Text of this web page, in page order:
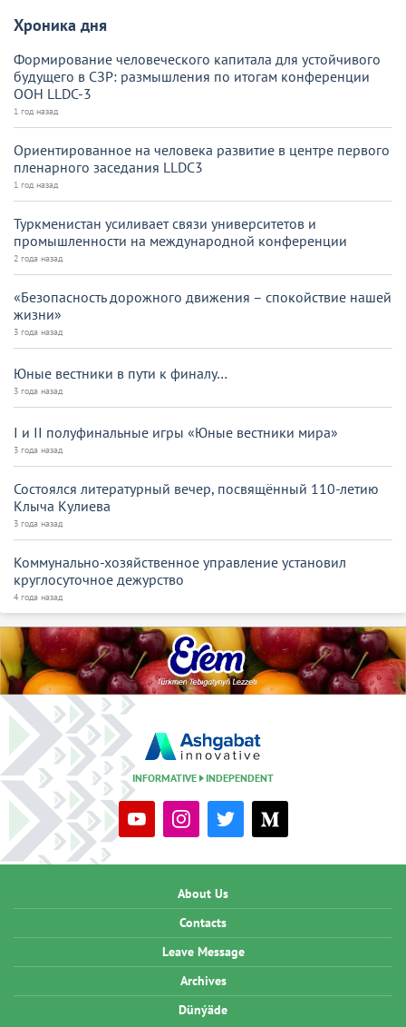
Хроника дня
Формирование человеческого капитала для устойчивого
будущего в СЗР: размышления по итогам конференции
ООН LLDC-3
1 год назад
Ориентированное на человека развитие в центре первого
пленарного заседания LLDC3
1 год назад
Туркменистан усиливает связи университетов и
промышленности на международной конференции
2 года назад
«Безопасность дорожного движения – спокойствие нашей
жизни»
3 года назад
Юные вестники в пути к финалу…
3 года назад
I и II полуфинальные игры «Юные вестники мира»
3 года назад
Состоялся литературный вечер, посвящённый 110-летию
Клыча Кулиева
3 года назад
Коммунально-хозяйственное управление установил
круглосуточное дежурство
4 года назад
INFORMATIVE INDEPENDENT
About Us
Contacts
Leave Message
Archives
Dünýäde